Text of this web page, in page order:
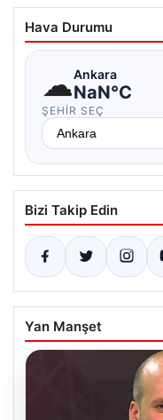
Hava Durumu
☁Ankara
NaN°C
ŞEHIR SEÇ
Bizi Takip Edin
Yan Manşet